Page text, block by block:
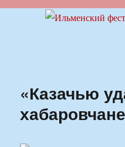
Ильменский
«Казачью
хабаровчане